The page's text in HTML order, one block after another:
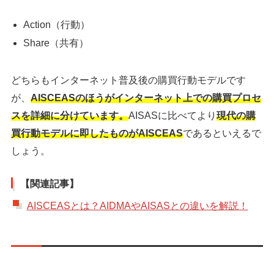
Action（行動）
Share（共有）
どちらもインターネット普及後の購買行動モデルです
が、 AISCEASのほうがインターネット上での購買プロセ
スを詳細に分けています。AISASに比べてより 現代の購
買行動モデルに即したものがAISCEASであるといえるで
しょう。
【関連記事】
AISCEASとは？AIDMAやAISASとの違いを解説！